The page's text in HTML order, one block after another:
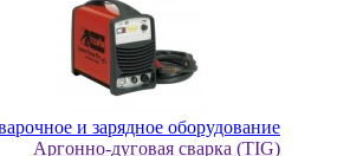
и зарядное оборудование
Аргонно-дуговая сварка (TIG)